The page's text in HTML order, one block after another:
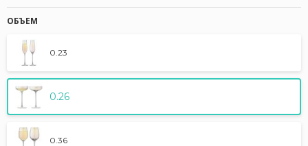
ОБЪЕМ
0.23
0.26
0.36